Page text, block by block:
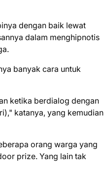
dengan baik lewat
dalam menghipnotis
banyak cara untuk
ketika berdialog dengan
katanya, yang kemudian
orang warga yang
prize. Yang lain tak